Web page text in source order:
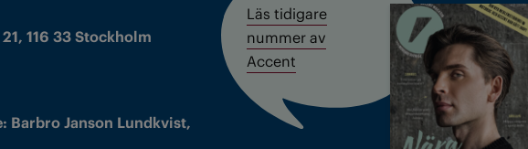
116 33 Stockholm
Barbro Janson Lundkvist,
Läs tidigare
nummer av
Accent